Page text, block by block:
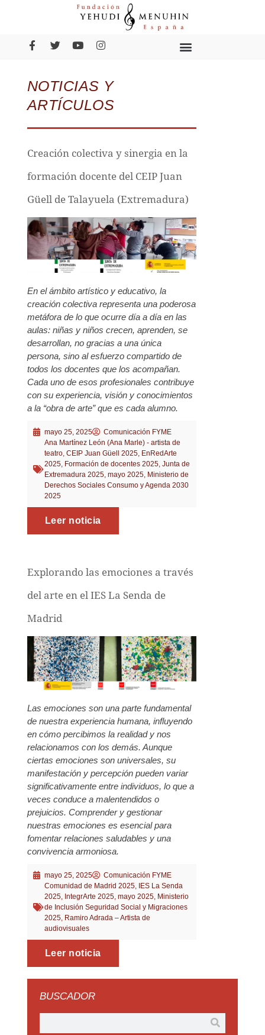
NOTICIAS Y
ARTÍCULOS
Creación colectiva y sinergia en la
formación docente del CEIP Juan
Güell de Talayuela (Extremadura)
En el ámbito artístico y educativo, la
creación colectiva representa una poderosa
metáfora de lo que ocurre día a día en las
aulas: niñas y niños crecen, aprenden, se
desarrollan, no gracias a una única
persona, sino al esfuerzo compartido de
todos los docentes que los acompañan.
Cada uno de esos profesionales contribuye
con su experiencia, visión y conocimientos
a la “obra de arte” que es cada alumno.
mayo 25, 2025
Comunicación FYME
Ana Martínez León (Ana Marle) - artista de
teatro, CEIP Juan Güell 2025, EnRedArte
2025, Formación de docentes 2025, Junta de
Extremadura 2025, mayo 2025, Ministerio de
Derechos Sociales Consumo y Agenda 2030
2025
Leer noticia
Explorando las emociones a través
del arte en el IES La Senda de
Madrid
Las emociones son una parte fundamental
de nuestra experiencia humana, influyendo
en cómo percibimos la realidad y nos
relacionamos con los demás. Aunque
ciertas emociones son universales, su
manifestación y percepción pueden variar
significativamente entre individuos, lo que a
veces conduce a malentendidos o
prejuicios. Comprender y gestionar
nuestras emociones es esencial para
fomentar relaciones saludables y una
convivencia armoniosa.
mayo 25, 2025
Comunicación FYME
Comunidad de Madrid 2025, IES La Senda
2025, IntegrArte 2025, mayo 2025, Ministerio
de Inclusión Seguridad Social y Migraciones
2025, Ramiro Adrada – Artista de
audiovisuales
Leer noticia
BUSCADOR